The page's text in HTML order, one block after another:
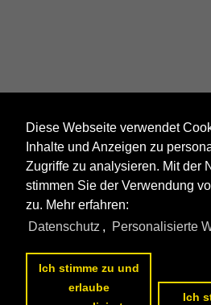
Diese Webseite verwendet
Inhalte und Anzeigen zu
Zugriffe zu analysieren. Mit der
stimmen Sie der Verwendung
zu. Mehr erfahren:
Datenschutz , Personalisierte
Ich stimme zu und
erlaube
Ich